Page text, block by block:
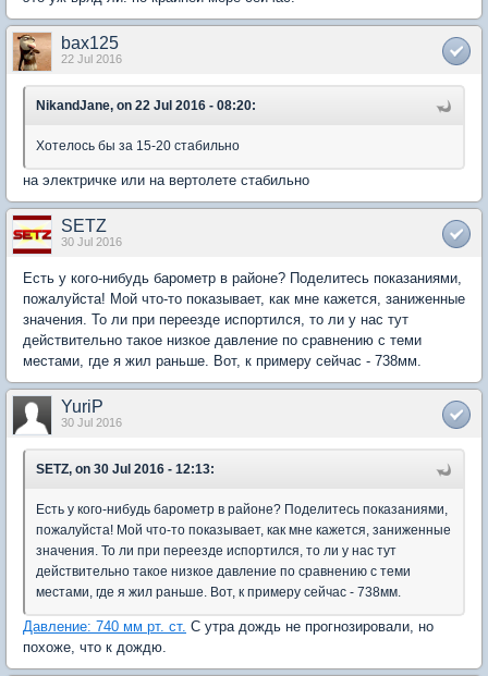
bax125
22 Jul 2016
NikandJane, on 22 Jul 2016 - 08:20:
Хотелось бы за 15-20 стабильно
на электричке или на вертолете стабильно
SETZ
30 Jul 2016
Есть у кого-нибудь барометр в районе? Поделитесь показаниями,
пожалуйста! Мой что-то показывает, как мне кажется, заниженные
значения. То ли при переезде испортился, то ли у нас тут
действительно такое низкое давление по сравнению с теми
местами, где я жил раньше. Вот, к примеру сейчас - 738мм.
YuriP
30 Jul 2016
SETZ, on 30 Jul 2016 - 12:13:
Есть у кого-нибудь барометр в районе? Поделитесь показаниями,
пожалуйста! Мой что-то показывает, как мне кажется, заниженные
значения. То ли при переезде испортился, то ли у нас тут
действительно такое низкое давление по сравнению с теми
местами, где я жил раньше. Вот, к примеру сейчас - 738мм.
Давление: 740 мм рт. ст. С утра дождь не прогнозировали, но
похоже, что к дождю.